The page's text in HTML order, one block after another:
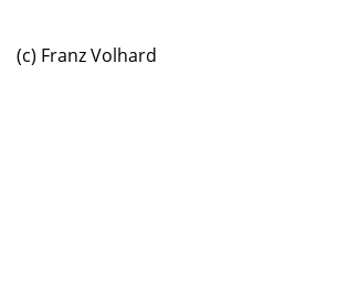
(c) Franz Volhard